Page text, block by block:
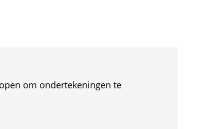
om ondertekeningen te